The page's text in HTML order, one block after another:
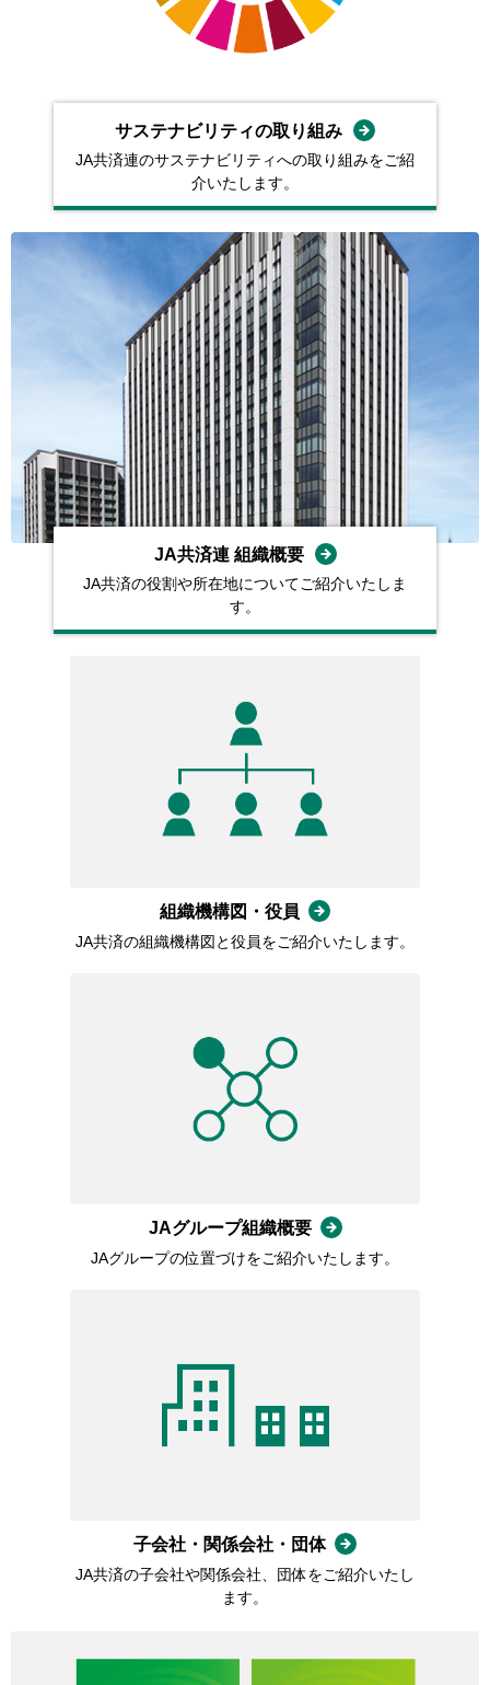
サステナビリティの取り組み
JA共済連のサステナビリティへの取り組みをご紹
介いたします。
JA共済連 組織概要
JA共済の役割や所在地についてご紹介いたしま
す。
組織機構図・役員
JA共済の組織機構図と役員をご紹介いたします。
JAグループ組織概要
JAグループの位置づけをご紹介いたします。
子会社・関係会社・団体
JA共済の子会社や関係会社、団体をご紹介いたし
ます。